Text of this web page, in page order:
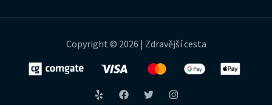
Copyright © 2026 | Zdravější cesta